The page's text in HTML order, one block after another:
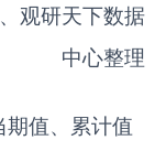
观研天下数据
中心整理
值、累计值